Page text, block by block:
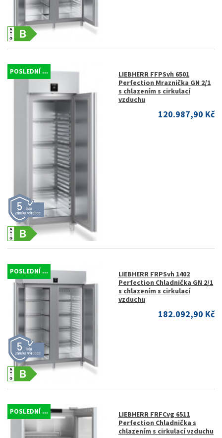
POSLEDNÍ ...
LIEBHERR FFPSvh 6501
Perfection Mraznička GN 2/1
s chlazením s cirkulací
vzduchu
120.987,90 Kč
POSLEDNÍ ...
LIEBHERR FRPSvh 1402
Perfection Chladnička GN 2/1
s chlazením s cirkulací
vzduchu
182.092,90 Kč
POSLEDNÍ ...
LIEBHERR FRFCvg 6511
Perfection Chladnička s
chlazením s cirkulací vzduchu